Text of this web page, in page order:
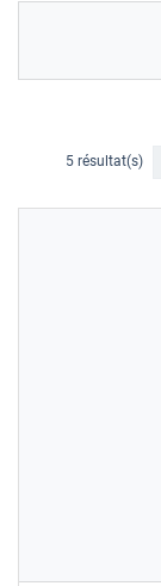
5 résultat(s)